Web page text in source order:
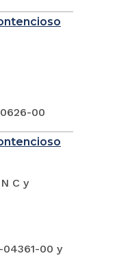
00
C y
04361-00 y